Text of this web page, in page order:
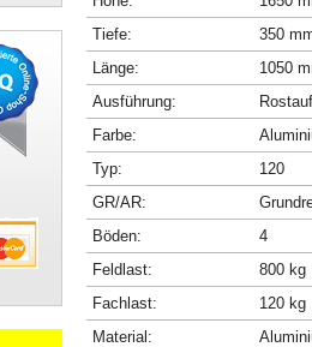
Tiefe:
350
Länge:
1050
Ausführung:
Farbe:
Typ:
120
GR/AR:
Böden:
4
Feldlast:
800 kg
Fachlast:
120 kg
Material: